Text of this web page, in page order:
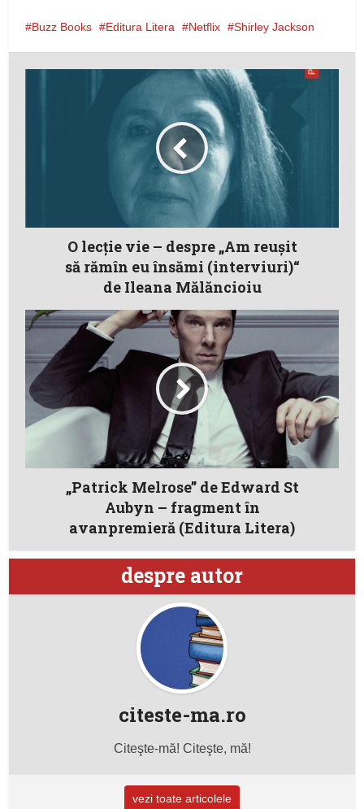
Buzz Books Editura Litera Netflix Shirley Jackson
O lecţie vie – despre „Am reuşit
să rămîn eu însămi (interviuri)“
de Ileana Mălăncioiu
„Patrick Melrose” de Edward St
Aubyn – fragment în
avanpremieră (Editura Litera)
despre autor
citeste-ma.ro
Citeşte-mă! Citeşte, mă!
vezi toate articolele